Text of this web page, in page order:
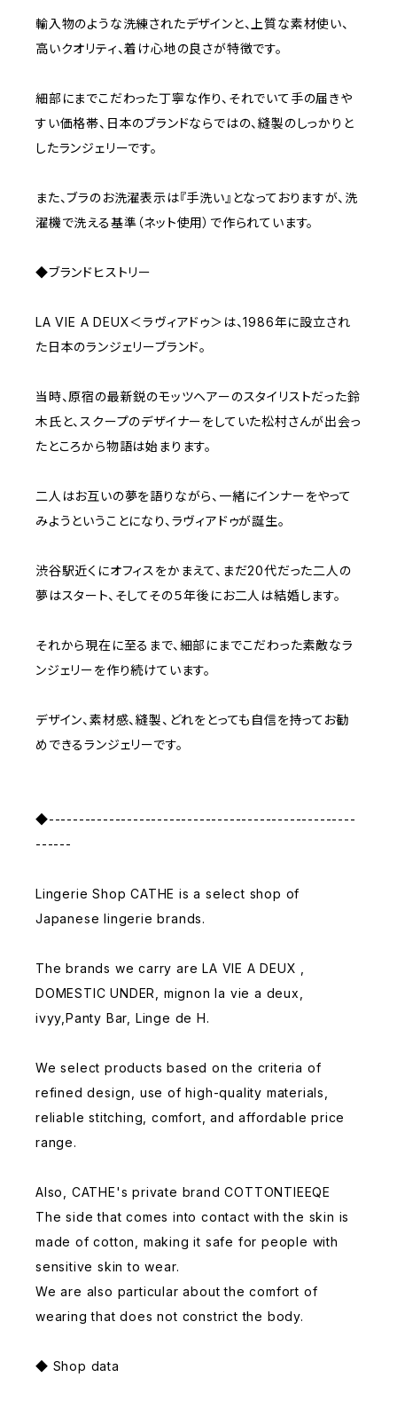
輸入物のような洗練されたデザインと、上質な素材使い、
高いクオリティ、着け心地の良さが特徴です。
細部にまでこだわった丁寧な作り、それでいて手の届きや
すい価格帯、日本のブランドならではの、縫製のしっかりと
したランジェリーです。
また、ブラのお洗濯表示は『手洗い』となっておりますが、洗
濯機で洗える基準（ネット使用）で作られています。
◆ブランドヒストリー
LA VIE A DEUX＜ラヴィアドゥ＞は、1986年に設立され
た日本のランジェリーブランド。
当時、原宿の最新鋭のモッツヘアーのスタイリストだった鈴
木氏と、スクープのデザイナーをしていた松村さんが出会っ
たところから物語は始まります。
二人はお互いの夢を語りながら、一緒にインナーをやって
みようということになり、ラヴィアドゥが誕生。
渋谷駅近くにオフィスをかまえて、まだ20代だった二人の
夢はスタート、そしてその５年後にお二人は結婚します。
それから現在に至るまで、細部にまでこだわった素敵なラ
ンジェリーを作り続けています。
デザイン、素材感、縫製、どれをとっても自信を持ってお勧
めできるランジェリーです。
◆---------------------------------------------------
------
Lingerie Shop CATHE is a select shop of
Japanese lingerie brands.
The brands we carry are LA VIE A DEUX ,
DOMESTIC UNDER, mignon la vie a deux,
ivyy,Panty Bar, Linge de H.
We select products based on the criteria of
refined design, use of high-quality materials,
reliable stitching, comfort, and affordable price
range.
Also, CATHE's private brand COTTONTIEEQE
The side that comes into contact with the skin is
made of cotton, making it safe for people with
sensitive skin to wear.
We are also particular about the comfort of
wearing that does not constrict the body.
◆ Shop data